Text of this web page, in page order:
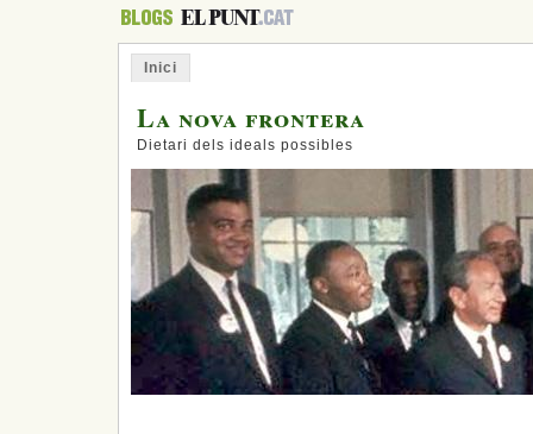
Inici
La nova frontera
Dietari dels ideals possibles